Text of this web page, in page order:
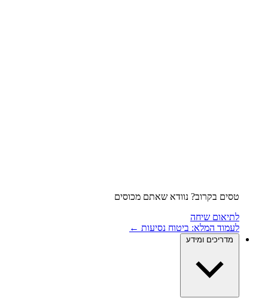
טסים בקרוב? נוודא שאתם מכוסים
לתיאום שיחה
לעמוד המלא: ביטוח נסיעות ←
מדריכים ומידע